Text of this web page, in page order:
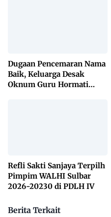
Dugaan Pencemaran Nama
Baik, Keluarga Desak
Oknum Guru Hormati
Refli Sakti Sanjaya Terpilh
Pimpim WALHI Sulbar
2026-20230 di PDLH IV
Berita Terkait